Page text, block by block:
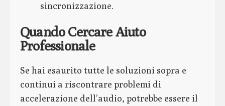
sincronizzazione.
Quando Cercare Aiuto
Professionale
Se hai esaurito tutte le soluzioni sopra e
continui a riscontrare problemi di
accelerazione dell’audio, potrebbe essere il